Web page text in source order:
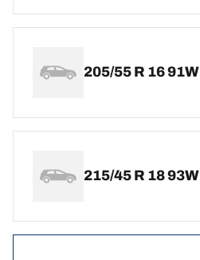
205/55 R 16 91W
215/45 R 18 93W